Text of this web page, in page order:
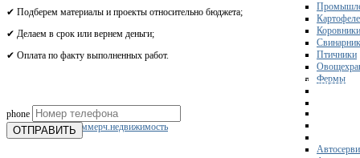
Коровники
Птичники
Фермы
Склады
Коммерч.недвижимость
✔ Подберем материалы и проекты относительно бюджета;
✔ Делаем в срок или вернем деньги;
✔ Оплата по факту выполненных работ.
phone
ОТПРАВИТЬ